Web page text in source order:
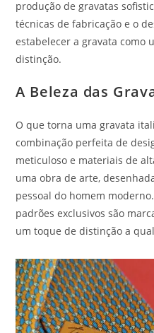
produção de gravatas
técnicas de fabricação e o
estabelecer a gravata como
distinção.
A Beleza das
O que torna uma gravata
combinação perfeita de
meticuloso e materiais de
uma obra de arte,
pessoal do homem
padrões exclusivos são
um toque de distinção a